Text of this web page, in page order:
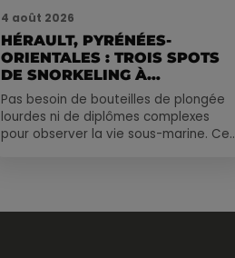
4 août 2026
HÉRAULT, PYRÉNÉES-
ORIENTALES : TROIS SPOTS
DE SNORKELING À
EXPLORER...
Pas besoin de bouteilles de plongée
lourdes ni de diplômes complexes
pour observer la vie sous-marine. Cet